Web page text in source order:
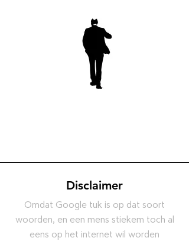
Disclaimer
Omdat Google tuk is op dat soort
woorden, en een mens stiekem toch al
eens op het internet wil worden